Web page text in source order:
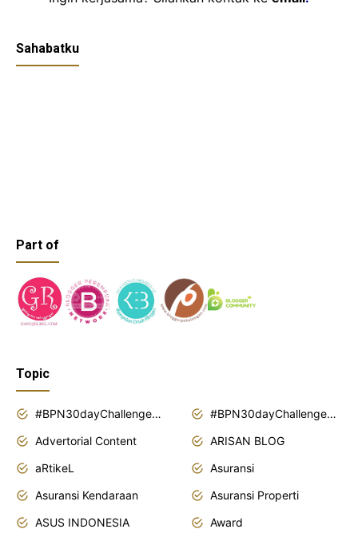
Sahabatku
Part of
Topic
#BPN30dayChallenge2018
#BPN30dayChallenge2019
Advertorial Content
ARISAN BLOG
aRtikeL
Asuransi
Asuransi Kendaraan
Asuransi Properti
ASUS INDONESIA
Award